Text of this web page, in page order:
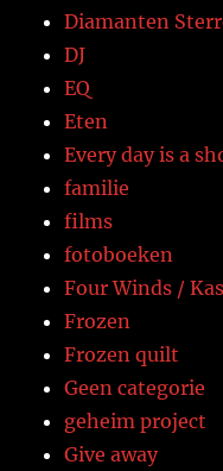
Diamanten
DJ
EQ
Eten
Every day is a
familie
films
fotoboeken
Four Winds /
Frozen
Frozen quilt
Geen categorie
geheim project
Give away